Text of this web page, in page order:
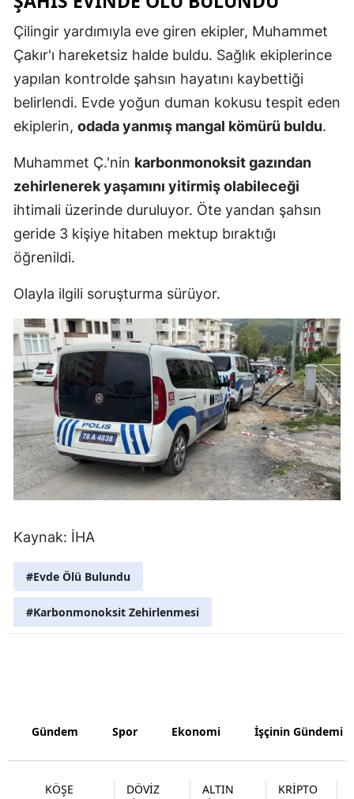
Hatay
Isparta
Mersin
İzmir
Kars
Kırşehir
Kocaeli
Konya
Kütahya
Malatya
Manisa
Ordu
Rize
Sakarya
Çilingir yardımıyla eve giren ekipler, Muhammet
Çakır'ı hareketsiz halde buldu. Sağlık ekiplerince
yapılan kontrolde şahsın hayatını kaybettiği
belirlendi. Evde yoğun duman kokusu tespit eden
ekiplerin, odada yanmış mangal kömürü buldu.
Muhammet Ç.'nin karbonmonoksit gazından
zehirlenerek yaşamını yitirmiş olabileceği
ihtimali üzerinde duruluyor. Öte yandan şahsın
geride 3 kişiye hitaben mektup bıraktığı
öğrenildi.
Olayla ilgili soruşturma sürüyor.
Kaynak: İHA
#Evde Ölü Bulundu
#Karbonmonoksit Zehirlenmesi
Gündem Spor Ekonomi İşçinin Gündemi
KÖŞE
DÖVİZ
ALTIN
KRİPTO